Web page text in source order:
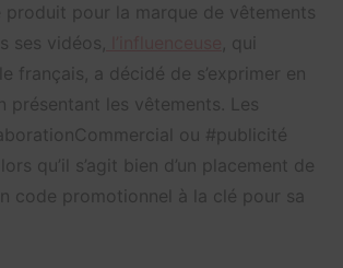
produit pour la marque de vêtements
ses vidéos,
, qui
français, a décidé de s’exprimer en
présentant les vêtements. Les
ou #publicité
qu’il s’agit bien d’un placement de
code promotionnel à la clé pour sa